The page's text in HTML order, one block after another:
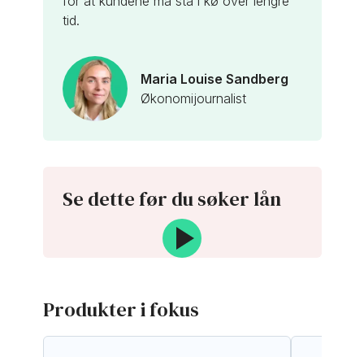
tid.
Maria Louise Sandberg
Økonomijournalist
Se dette før du søker lån
Produkter i fokus